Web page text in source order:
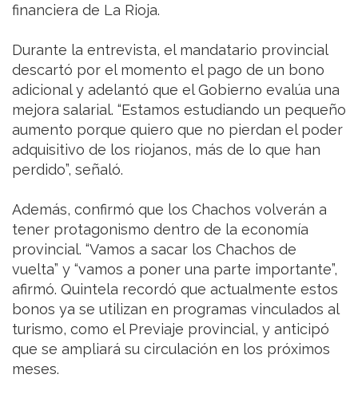
financiera de La Rioja.
Durante la entrevista, el mandatario provincial
descartó por el momento el pago de un bono
adicional y adelantó que el Gobierno evalúa una
mejora salarial. “Estamos estudiando un pequeño
aumento porque quiero que no pierdan el poder
adquisitivo de los riojanos, más de lo que han
perdido”, señaló.
Además, confirmó que los Chachos volverán a
tener protagonismo dentro de la economía
provincial. “Vamos a sacar los Chachos de
vuelta” y “vamos a poner una parte importante”,
afirmó. Quintela recordó que actualmente estos
bonos ya se utilizan en programas vinculados al
turismo, como el Previaje provincial, y anticipó
que se ampliará su circulación en los próximos
meses.